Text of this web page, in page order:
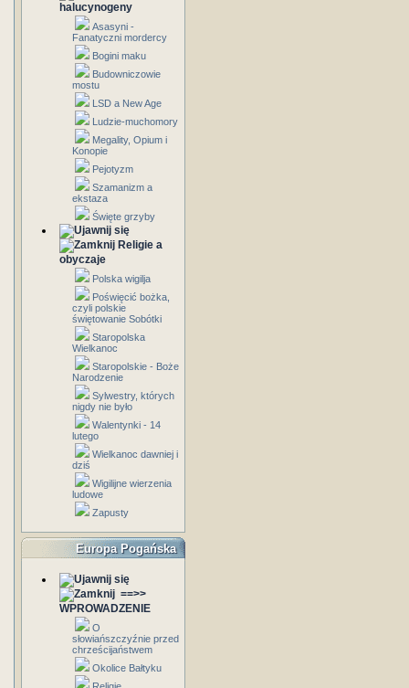
halucynogeny
Asasyni -
Fanatyczni mordercy
Bogini maku
Budowniczowie
mostu
LSD a New Age
Ludzie-muchomory
Megality, Opium i
Konopie
Pejotyzm
Szamanizm a
ekstaza
Święte grzyby
Religie a
obyczaje
Polska wigilja
Poświęcić bożka,
czyli polskie
świętowanie Sobótki
Staropolska
Wielkanoc
Staropolskie - Boże
Narodzenie
Sylwestry, których
nigdy nie było
Walentynki - 14
lutego
Wielkanoc dawniej i
dziś
Wigilijne wierzenia
ludowe
Zapusty
Europa Pogańska
==>>
WPROWADZENIE
O
słowiańszczyźnie przed
chrześcijaństwem
Okolice Bałtyku